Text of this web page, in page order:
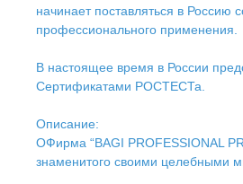
начинает поставляться в Россию
профессионального применения.
В настоящее время в России
Сертификатами РОСТЕСТа.
Описание:
ОФирма “BAGI PROFESSIONAL
знаменитого своими целебными